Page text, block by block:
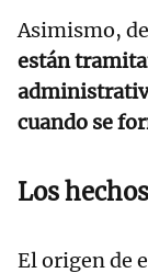
Asimismo,
están
cuando se
Los hechos
El origen de